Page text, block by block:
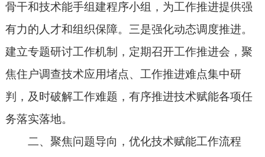
骨干和技术能手组建程序小组，为工作推进提供强
有力的人才和组织保障。三是强化动态调度推进。
建立专题研讨工作机制，定期召开工作推进会，聚
焦住户调查技术应用堵点、工作推进难点集中研
判，及时破解工作难题，有序推进技术赋能各项任
务落实落地。
二、聚焦问题导向，优化技术赋能工作流程